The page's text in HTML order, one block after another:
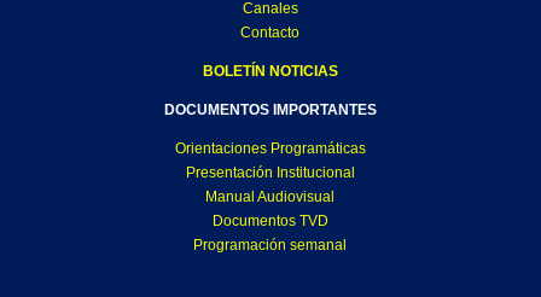
Canales
Contacto
BOLETÍN NOTICIAS
DOCUMENTOS IMPORTANTES
Orientaciones Programáticas
Presentación Institucional
Manual Audiovisual
Documentos TVD
Programación semanal